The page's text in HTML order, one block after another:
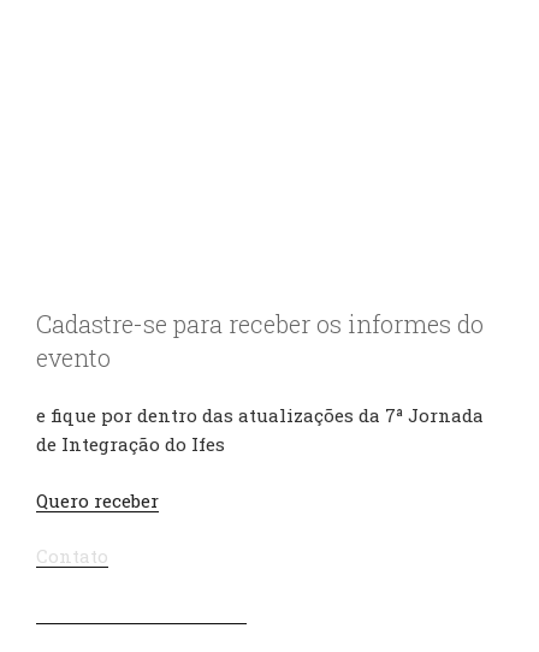
Cadastre-se para receber os informes do
evento
e fique por dentro das atualizações da 7ª Jornada
de Integração do Ifes
Quero receber
Contato